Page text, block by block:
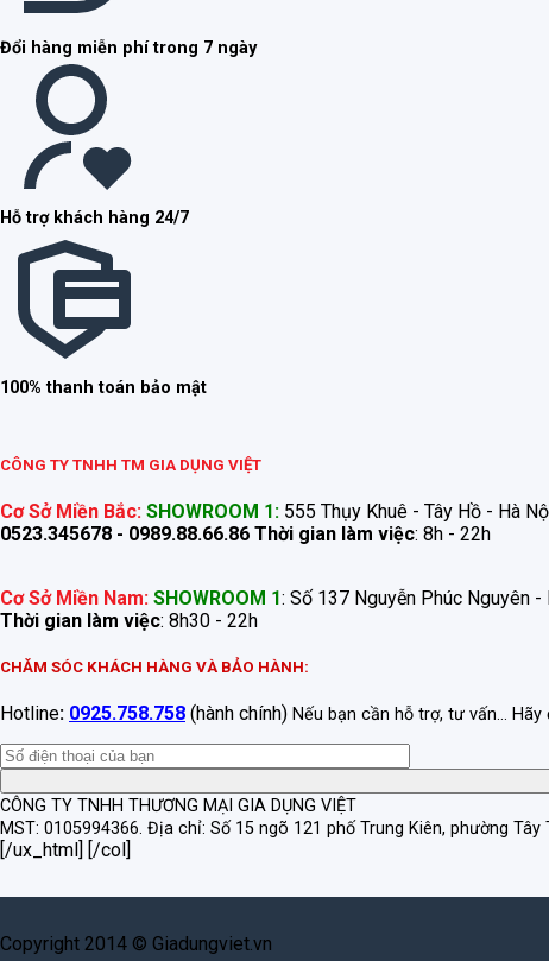
Đổi hàng miễn phí trong 7 ngày
Hỗ trợ khách hàng 24/7
100% thanh toán bảo mật
CÔNG TY TNHH TM GIA DỤNG VIỆT
Cơ Sở Miền Bắc: SHOWROOM 1: 555 Thụy Khuê - Tây Hồ - Hà
0523.345678 - 0989.88.66.86 Thời gian làm việc: 8h - 22h
Cơ Sở Miền Nam: SHOWROOM 1: Số 137 Nguyễn Phúc Nguyên
Thời gian làm việc: 8h30 - 22h
CHĂM SÓC KHÁCH HÀNG VÀ BẢO HÀNH:
Hotline: 0925.758.758 (hành chính) Nếu bạn cần hỗ trợ, tư vấn...
CÔNG TY TNHH THƯƠNG MẠI GIA DỤNG VIỆT
MST: 0105994366. Địa chỉ: Số 15 ngõ 121 phố Trung Kiên, phường Tây
[/ux_html] [/col]
Copyright 2014 © Giadungviet.vn